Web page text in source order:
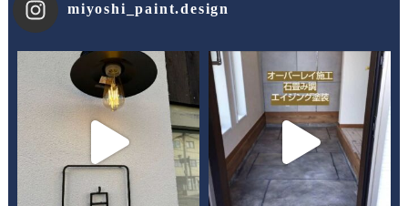
miyoshi_paint.design